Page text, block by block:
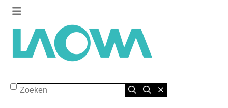
Zoeken